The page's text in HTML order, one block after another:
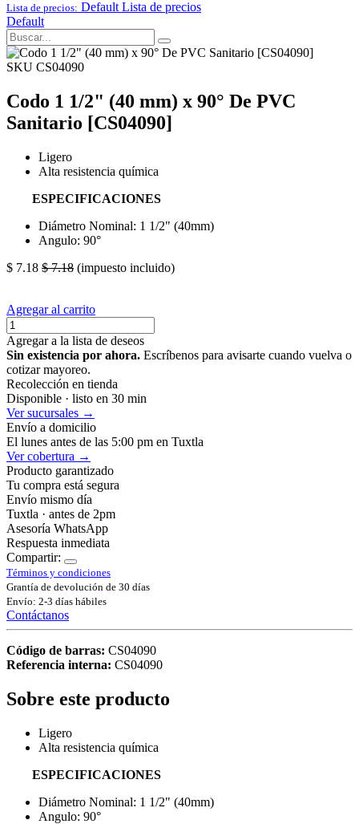
Lista de precios: Default Lista de precios
Default
SKU CS04090
Codo 1 1/2" (40 mm) x 90° De PVC
Sanitario [CS04090]
Ligero
Alta resistencia química
ESPECIFICACIONES
Diámetro Nominal: 1 1/2" (40mm)
Angulo: 90°
$ 7.18 $7.18 (impuesto incluido)
Agregar al carrito
Agregar a la lista de deseos
Sin existencia por ahora. Escríbenos para avisarte cuando vuelva o
cotizar mayoreo.
Recolección en tienda
Disponible · listo en 30 min
Ver sucursales →
Envío a domicilio
El lunes antes de las 5:00 pm en Tuxtla
Ver cobertura →
Producto garantizado
Tu compra está segura
Envío mismo día
Tuxtla · antes de 2pm
Asesoría WhatsApp
Respuesta inmediata
Compartir:
Términos y condiciones
Grantía de devolución de 30 días
Envío: 2-3 días hábiles
Contáctanos
Código de barras: CS04090
Referencia interna: CS04090
Sobre este producto
Ligero
Alta resistencia química
ESPECIFICACIONES
Diámetro Nominal: 1 1/2" (40mm)
Angulo: 90°